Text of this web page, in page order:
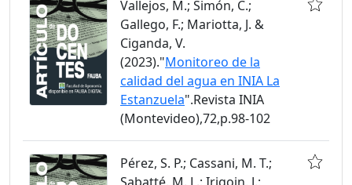
Vallejos, M.; Simón, C.;
Gallego, F.; Mariotta, J. &
Ciganda, V.
(2023)."Monitoreo de la
calidad del agua en INIA La
Estanzuela".Revista INIA
(Montevideo),72,p.98-102
Pérez, S. P.; Cassani, M. T.;